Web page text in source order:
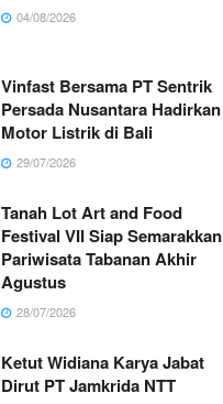
04/08/2026
Vinfast Bersama PT Sentrik
Persada Nusantara Hadirkan
Motor Listrik di Bali
29/07/2026
Tanah Lot Art and Food
Festival VII Siap Semarakkan
Pariwisata Tabanan Akhir
Agustus
28/07/2026
Ketut Widiana Karya Jabat
Dirut PT Jamkrida NTT